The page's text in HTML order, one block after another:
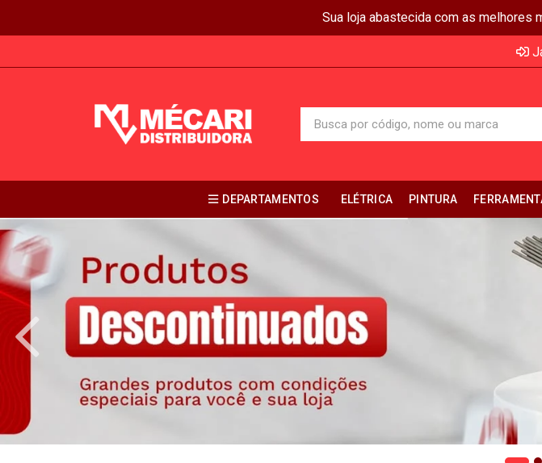
Sua loja abastecida com as melhores
DEPARTAMENTOS ELÉTRICA PINTURA